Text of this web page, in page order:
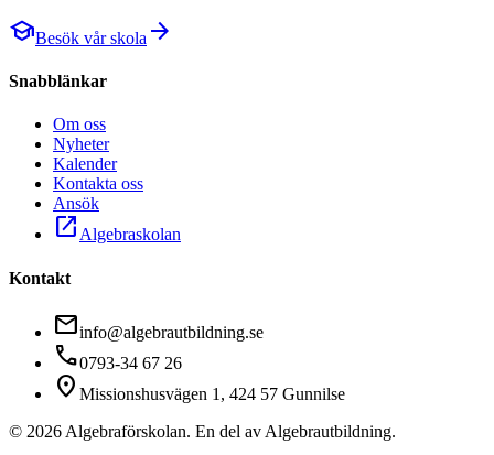
schoolBesök vår skola arrow_forward
Snabblänkar
Om oss
Nyheter
Kalender
Kontakta oss
Ansök
open_in_new Algebraskolan
Kontakt
mailinfo@algebrautbildning.se
call0793-34 67 26
location_on Missionshusvägen 1, 424 57 Gunnilse
© 2026 Algebraförskolan. En del av Algebrautbildning.